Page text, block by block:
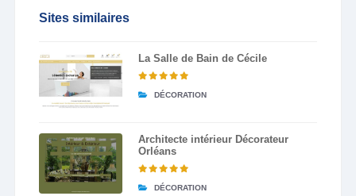
Sites similaires
La Salle de Bain de Cécile
DÉCORATION
Architecte intérieur Décorateur
Orléans
DÉCORATION